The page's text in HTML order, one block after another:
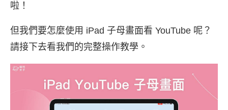
啦！
但我們要怎麼使用 iPad 子母畫面看 YouTube 呢？
請接下去看我們的完整操作教學。